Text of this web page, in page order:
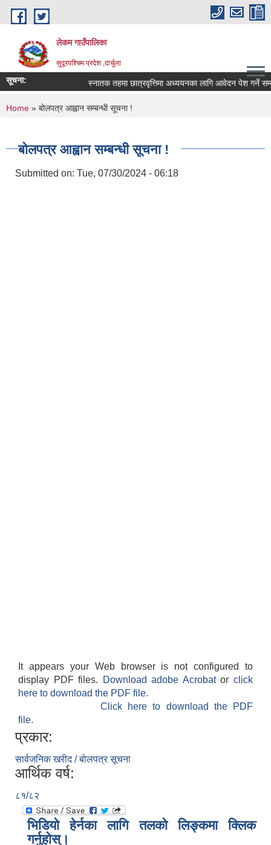
Skip to main content
लेकम गाउँपालिका
सुदूरपश्चिम प्रदेश ,दार्चुला
सूचना: स्नातक तहमा छात्रवृत्तिमा अध्ययनका लागि आवेदन पेश गर्ने
You are here
Home » बोलपत्र आह्वान सम्बन्धी सूचना !
बोलपत्र आह्वान सम्बन्धी सूचना !
Submitted on: Tue, 07/30/2024 - 06:18
It appears your Web browser is not configured to
display PDF files.
Download adobe Acrobatorclick
here to download the PDF file.
Click here to download the PDF
file.
प्रकार:
सार्वजनिक खरीद / बोलपत्र सूचना
आर्थिक वर्ष:
८१/८२
भिडियो हेर्नका लागि तलको लिङ्कमा क्लिक
गर्नुहोस्।